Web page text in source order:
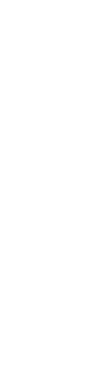
ついて
ーにバッジを付与していま
アした安心・安全なユーザーで
マの取引を完了させた実績があ
ービスでの取引実績があります
るものではありません
24時間以内＆設定した発送日数内
時間以内に発送しています
送日数内に発送しています
ピーします
へ
いね！
いね！
いね！
いね！
いね！